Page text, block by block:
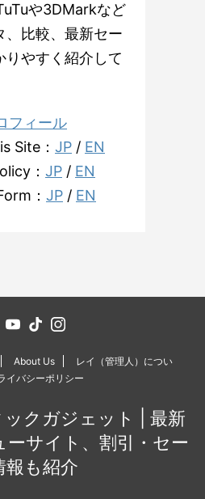
や3DMarkなど
、比較、最新セー
りやすく紹介して
フィール
Site： JP / EN
： JP / EN
： JP / EN
About Us
レイ（管理人）につい
イバシーポリシー
クガジェット | 最新
サイト、割引・セー
報も紹介